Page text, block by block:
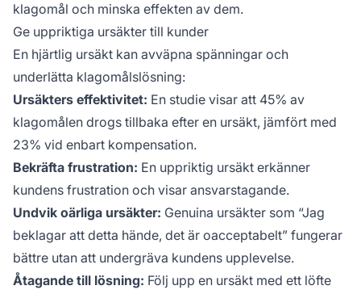
klagomål och minska effekten av dem.
Ge uppriktiga ursäkter till kunder
En hjärtlig ursäkt kan avväpna spänningar och
underlätta klagomålslösning:
Ursäkters effektivitet: En studie visar att 45% av
klagomålen drogs tillbaka efter en ursäkt, jämfört med
23% vid enbart kompensation.
Bekräfta frustration: En uppriktig ursäkt erkänner
kundens frustration och visar ansvarstagande.
Undvik oärliga ursäkter: Genuina ursäkter som “Jag
beklagar att detta hände, det är oacceptabelt” fungerar
bättre utan att undergräva kundens upplevelse.
Åtagande till lösning: Följ upp en ursäkt med ett löfte